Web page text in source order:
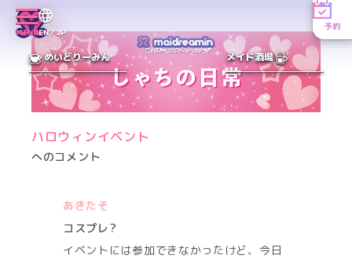
MENUEN／JP
予約
めいどりーみん メイド酒場
ハロウィンイベント
へのコメント
あきたそ
コスプレ?
イベントには参加できなかったけど、今日